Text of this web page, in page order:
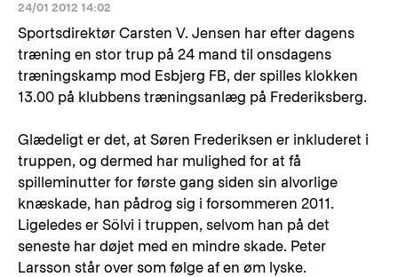
24/01 2012 14:02
Sportsdirektør Carsten V. Jensen har efter dagens
træning en stor trup på 24 mand til onsdagens
træningskamp mod Esbjerg FB, der spilles klokken
13.00 på klubbens træningsanlæg på Frederiksberg.
Glædeligt er det, at Søren Frederiksen er inkluderet i
truppen, og dermed har mulighed for at få
spilleminutter for første gang siden sin alvorlige
knæskade, han pådrog sig i forsommeren 2011.
Ligeledes er Sölvi i truppen, selvom han på det
seneste har døjet med en mindre skade. Peter
Larsson står over som følge af en øm lyske.